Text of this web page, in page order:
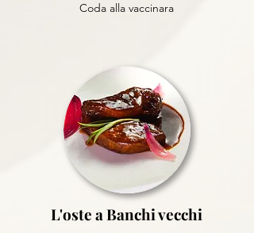
Coda alla vaccinara
L'oste a Banchi vecchi